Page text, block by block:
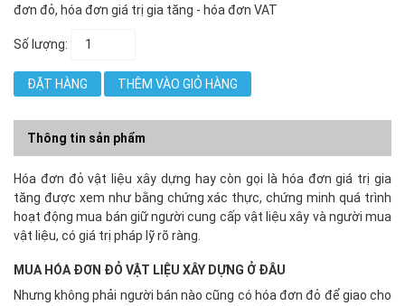
đơn đỏ, hóa đơn giá trị gia tăng - hóa đơn VAT
Số lượng:
ĐẶT HÀNG THÊM VÀO GIỎ HÀNG
Thông tin sản phẩm
Hóa đơn đỏ vật liệu xây dựng hay còn gọi là hóa đơn giá trị gia
tăng được xem như bằng chứng xác thực, chứng minh quá trình
hoạt động mua bán giữ người cung cấp vật liệu xây và người mua
vật liệu, có giá trị pháp lỹ rõ ràng.
MUA HÓA ĐƠN ĐỎ VẬT LIỆU XÂY DỰNG Ở ĐÂU
Nhưng không phải người bán nào cũng có hóa đơn đỏ để giao cho